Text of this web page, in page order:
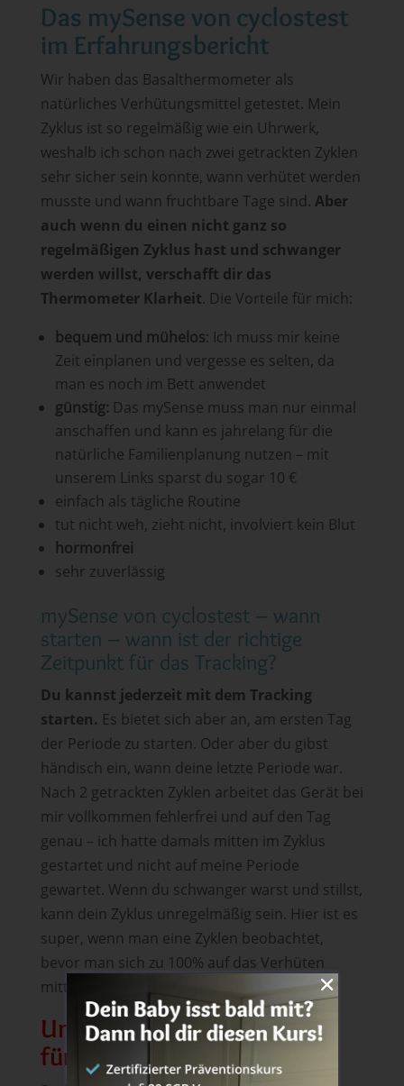
Das mySense von cyclostest
im Erfahrungsbericht
Wir haben das Basalthermometer als
natürliches Verhütungsmittel getestet. Mein
Zyklus ist so regelmäßig wie ein Uhrwerk,
weshalb ich schon nach zwei getrackten Zyklen
sehr sicher sein konnte, wann verhütet werden
musste und wann fruchtbare Tage sind. Aber
auch wenn du einen nicht ganz so
regelmäßigen Zyklus hast und schwanger
werden willst, verschafft dir das
Thermometer Klarheit. Die Vorteile für mich:
bequem und mühelos: Ich muss mir keine
Zeit einplanen und vergesse es selten, da
man es noch im Bett anwendet
günstig: Das mySense muss man nur einmal
anschaffen und kann es jahrelang für die
natürliche Familienplanung nutzen – mit
unserem Links sparst du sogar 10 €
einfach als tägliche Routine
tut nicht weh, zieht nicht, involviert kein Blut
hormonfrei
sehr zuverlässig
mySense von cyclostest – wann
starten – wann ist der richtige
Zeitpunkt für das Tracking?
Du kannst jederzeit mit dem Tracking
starten. Es bietet sich aber an, am ersten Tag
der Periode zu starten. Oder aber du gibst
händisch ein, wann deine letzte Periode war.
Nach 2 getrackten Zyklen arbeitet das Gerät bei
mir vollkommen fehlerfrei und auf den Tag
genau – ich hatte damals mitten im Zyklus
gestartet und nicht auf meine Periode
gewartet. Wenn du schwanger warst und stillst,
kann dein Zyklus unregelmäßig sein. Hier ist es
super, wenn man eine Zyklen beobachtet,
bevor man sich zu 100% auf das Verhüten
mittels Temperaturmethode verlässt.
Unser 10-€-Gutscheincode
für das cyclotest mySense